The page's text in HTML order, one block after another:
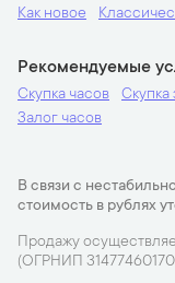
Как новое
Рекомендуемые
Скупка часов Скупка
Залог часов
В связи с
стоимость в рублях
Продажу
(ОГРНИП